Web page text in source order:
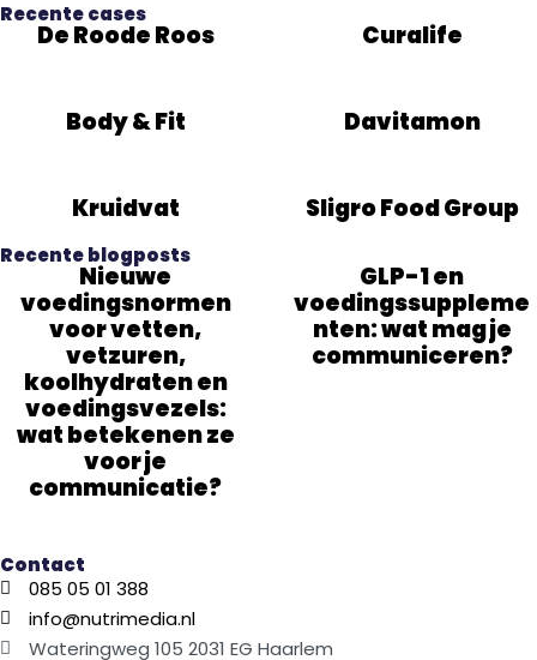
Recente cases
De Roode Roos Curalife
Body & Fit Davitamon
Kruidvat Sligro Food Group
Recente blogposts
Nieuwe
voedingsnormen
voor vetten,
vetzuren,
koolhydraten en
voedingsvezels:
wat betekenen ze
voor je
communicatie?
GLP-1 en
voedingssuppleme
nten: wat mag je
communiceren?
Contact
085 05 01 388
info@nutrimedia.nl
Wateringweg 105 2031 EG Haarlem